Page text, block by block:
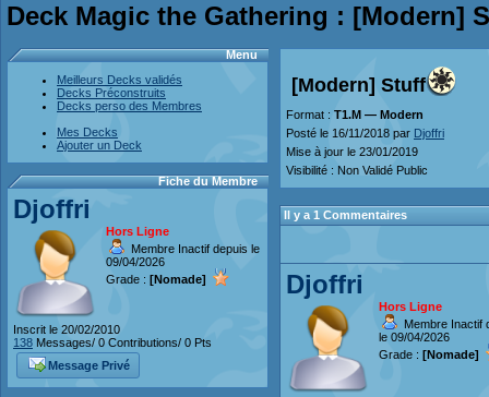
Deck Magic the Gathering : [Modern]
Menu
Meilleurs Decks validés
Decks Préconstruits
Decks perso des Membres
Mes Decks
Ajouter un Deck
Fiche du Membre
Djoffri
Hors Ligne
Membre Inactif depuis le
09/04/2026
Grade : [Nomade]
Inscrit le 20/02/2010
138 Messages/ 0 Contributions/ 0 Pts
Message Privé
[Modern] Stuff
Format : T1.M — Modern
Posté le 16/11/2018 par Djoffri
Mise à jour le 23/01/2019
Visibilité : Non Validé Public
Il y a 1 Commentaires
Djoffri
Hors Ligne
Membre Inactif
le 09/04/2026
Grade : [Nomade]